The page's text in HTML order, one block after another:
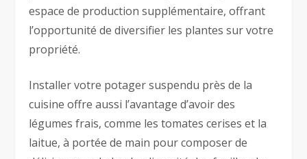
espace de production supplémentaire, offrant
l’opportunité de diversifier les plantes sur votre
propriété.
Installer votre potager suspendu près de la
cuisine offre aussi l’avantage d’avoir des
légumes frais, comme les tomates cerises et la
laitue, à portée de main pour composer de